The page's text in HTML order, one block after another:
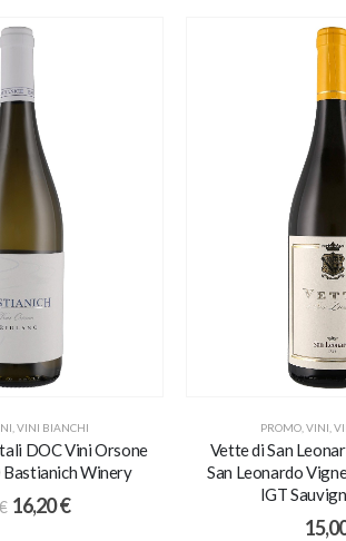
VINI BIANCHI
DOC Vini Orsone
Winery
16,20€
PROMO VINI
Vette di San
San Leonardo
IGT